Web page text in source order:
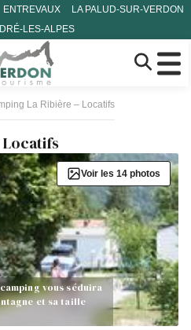
ENTREVAUX
LA PALUD-SUR-VERDON
LES-ALPES
La Ribière – Locatifs
Locatifs
vous séduira
et sa taille
Voir les 14 photos